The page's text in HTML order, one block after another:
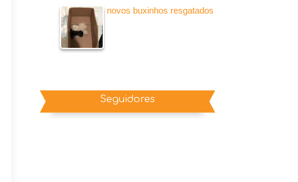
novos buxinhos resgatados
Seguidores